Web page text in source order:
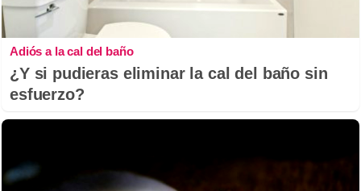
Adiós a la cal del baño
¿Y si pudieras eliminar la cal del baño sin
esfuerzo?